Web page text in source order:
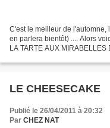
C'est le meilleur de l'automne,
en parlera bientôt) .... Alors
LA TARTE AUX
LE CHEESECAKE
Publié le 26/04/2011 à 20:32
Par CHEZ NAT